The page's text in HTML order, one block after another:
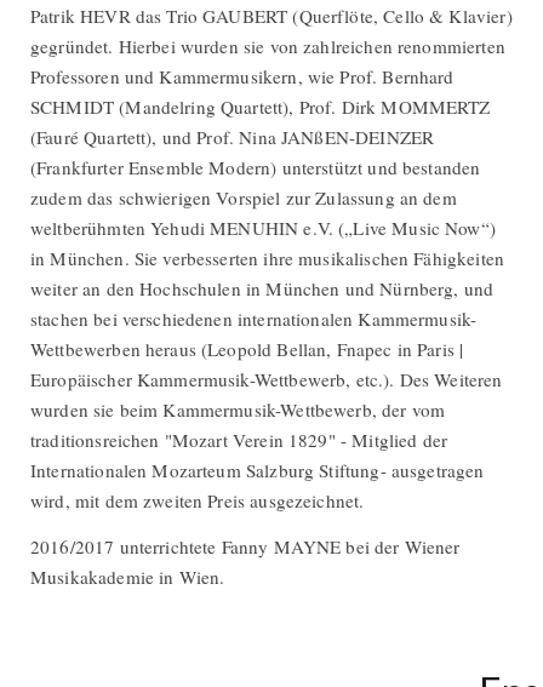
Patrik HEVR das Trio GAUBERT (Querflöte, Cello & Klavier)
gegründet. Hierbei wurden sie von zahlreichen renommierten
Professoren und Kammermusikern, wie Prof. Bernhard
SCHMIDT (Mandelring Quartett), Prof. Dirk MOMMERTZ
(Fauré Quartett), und Prof. Nina JANßEN-DEINZER
(Frankfurter Ensemble Modern) unterstützt und bestanden
zudem das schwierigen Vorspiel zur Zulassung an dem
weltberühmten Yehudi MENUHIN e.V. („Live Music Now“)
in München. Sie verbesserten ihre musikalischen Fähigkeiten
weiter an den Hochschulen in München und Nürnberg, und
stachen bei verschiedenen internationalen Kammermusik-
Wettbewerben heraus (Leopold Bellan, Fnapec in Paris |
Europäischer Kammermusik-Wettbewerb, etc.). Des Weiteren
wurden sie beim Kammermusik-Wettbewerb, der vom
traditionsreichen "Mozart Verein 1829" - Mitglied der
Internationalen Mozarteum Salzburg Stiftung- ausgetragen
wird, mit dem zweiten Preis ausgezeichnet.
2016/2017 unterrichtete Fanny MAYNE bei der Wiener
Musikakademie in Wien.